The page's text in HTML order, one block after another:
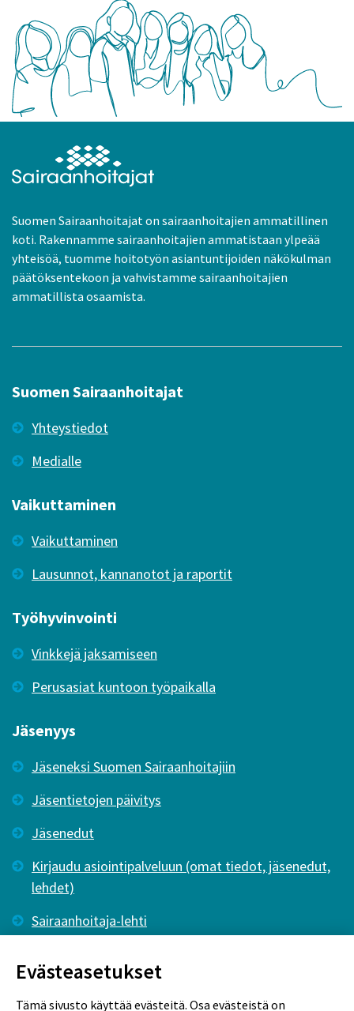
Suomen Sairaanhoitajat on sairaanhoitajien ammatillinen
koti. Rakennamme sairaanhoitajien ammatistaan ylpeää
yhteisöä, tuomme hoitotyön asiantuntijoiden näkökulman
päätöksentekoon ja vahvistamme sairaanhoitajien
ammatillista osaamista.
Suomen Sairaanhoitajat
Yhteystiedot
Medialle
Vaikuttaminen
Vaikuttaminen
Lausunnot, kannanotot ja raportit
Työhyvinvointi
Vinkkejä jaksamiseen
Perusasiat kuntoon työpaikalla
Jäsenyys
Jäseneksi Suomen Sairaanhoitajiin
Jäsentietojen päivitys
Jäsenedut
Kirjaudu asiointipalveluun (omat tiedot, jäsenedut,
lehdet)
Sairaanhoitaja-lehti
Evästeasetukset
Tämä sivusto käyttää evästeitä. Osa evästeistä on